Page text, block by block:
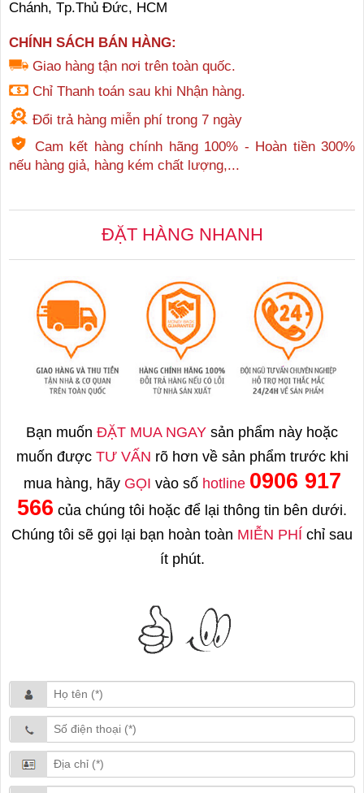
Chánh, Tp.Thủ Đức, HCM
CHÍNH SÁCH BÁN HÀNG:
Giao hàng tận nơi trên toàn quốc.
Chỉ Thanh toán sau khi Nhận hàng.
Đổi trả hàng miễn phí trong 7 ngày
Cam kết hàng chính hãng 100% - Hoàn tiền 300%
nếu hàng giả, hàng kém chất lượng,...
ĐẶT HÀNG NHANH
Bạn muốn ĐẶT MUA NGAY sản phẩm này hoặc
muốn được TƯ VẤN rõ hơn về sản phẩm trước khi
mua hàng, hãy GỌI vào số hotline 0906 917
566 của chúng tôi hoặc để lại thông tin bên dưới.
Chúng tôi sẽ gọi lại bạn hoàn toàn MIỄN PHÍ chỉ sau
ít phút.